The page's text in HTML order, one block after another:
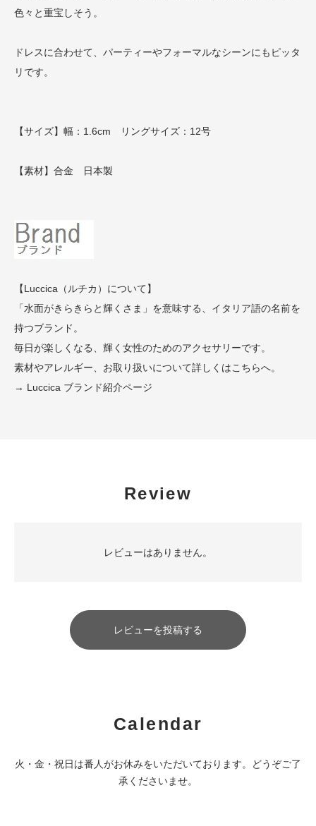
色々と重宝しそう。
ドレスに合わせて、パーティーやフォーマルなシーンにもピッタ
リです。
【サイズ】幅：1.6cm リングサイズ：12号
【素材】合金 日本製
【Luccica（ルチカ）について】
「水面がきらきらと輝くさま」を意味する、イタリア語の名前を
持つブランド。
毎日が楽しくなる、輝く女性のためのアクセサリーです。
素材やアレルギー、お取り扱いについて詳しくはこちらへ。
→ Luccica ブランド紹介ページ
Review
レビューはありません。
レビューを投稿する
Calendar
火・金・祝日は番人がお休みをいただいております。どうぞご了
承くださいませ。